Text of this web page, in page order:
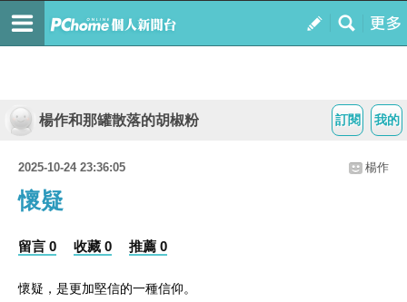
我的
訂閱
楊作和那罐散落的胡椒粉
2025-10-24 23:36:05 楊作
懷疑
留言 0 收藏 0 推薦 0
懷疑，是更加堅信的一種信仰。